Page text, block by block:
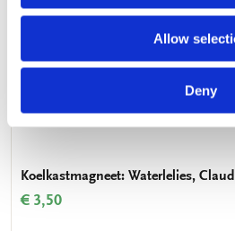
Allow
Deny
Koelkastmagneet: Waterlelies,
€ 3,50